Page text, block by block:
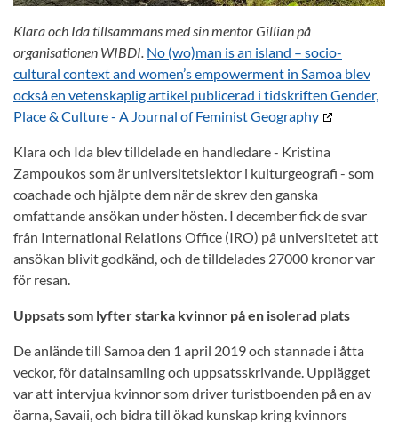
Klara och Ida tillsammans med sin mentor Gillian på
organisationen WIBDI. No (wo)man is an island – socio-
cultural context and women’s empowerment in Samoa blev
också en vetenskaplig artikel publicerad i tidskriften Gender,
Place & Culture - A Journal of Feminist Geography
Klara och Ida blev tilldelade en handledare - Kristina
Zampoukos som är universitetslektor i kulturgeografi - som
coachade och hjälpte dem när de skrev den ganska
omfattande ansökan under hösten. I december fick de svar
från International Relations Office (IRO) på universitetet att
ansökan blivit godkänd, och de tilldelades 27000 kronor var
för resan.
Uppsats som lyfter starka kvinnor på en isolerad plats
De anlände till Samoa den 1 april 2019 och stannade i åtta
veckor, för datainsamling och uppsatsskrivande. Upplägget
var att intervjua kvinnor som driver turistboenden på en av
öarna, Savaii, och bidra till ökad kunskap kring kvinnors